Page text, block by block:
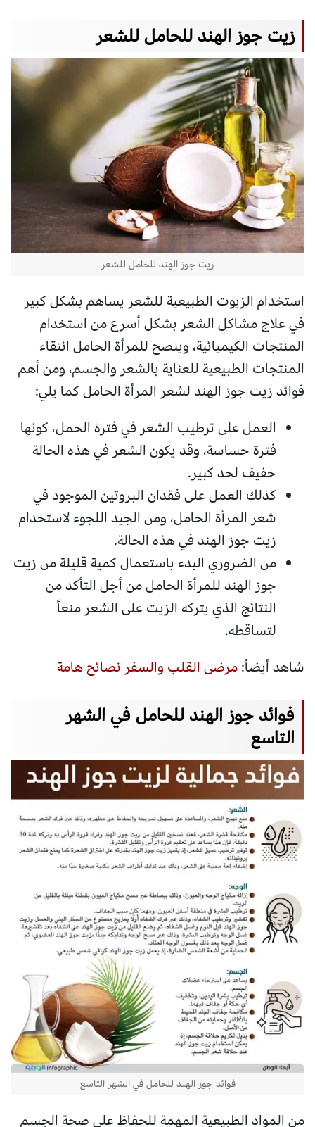
زيت جوز الهند للحامل للشعر
زيت جوز الهند للحامل للشعر
استخدام الزيوت الطبيعية للشعر يساهم بشكل كبير
في علاج مشاكل الشعر بشكل أسرع من استخدام
المنتجات الكيميائية، وينصح للمرأة الحامل انتقاء
المنتجات الطبيعية للعناية بالشعر والجسم، ومن أهم
فوائد زيت جوز الهند لشعر المرأة الحامل كما يلي:
العمل على ترطيب الشعر في فترة الحمل، كونها
فترة حساسة، وقد يكون الشعر في هذه الحالة
خفيف لحد كبير.
كذلك العمل على فقدان البروتين الموجود في
شعر المرأة الحامل، ومن الجيد اللجوء لاستخدام
زيت جوز الهند في هذه الحالة.
من الضروري البدء باستعمال كمية قليلة من زيت
جوز الهند للمرأة الحامل من أجل التأكد من
النتائج الذي يتركه الزيت على الشعر منعاً
لتساقطه.
شاهد أيضاً:مرضى القلب والسفر نصائح هامة
فوائد جوز الهند للحامل في الشهر
التاسع
فوائد جوز الهند للحامل في الشهر التاسع
من المواد الطبيعية المهمة للحفاظ على صحة الجسم